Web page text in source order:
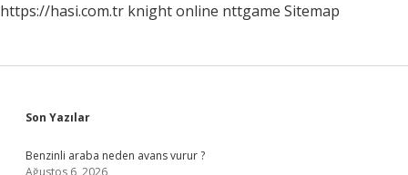
https://hasi.com.tr knight online nttgame Sitemap
Sidebar
Son Yazılar
Benzinli araba neden avans vurur ?
Ağustos 6, 2026